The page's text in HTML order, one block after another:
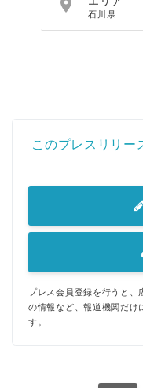
 石川県
このプレスリリー
プレス会員登録を行うと、
の情報など、報道機関だけ
す。